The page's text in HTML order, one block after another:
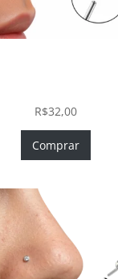
R$32,00
Comprar